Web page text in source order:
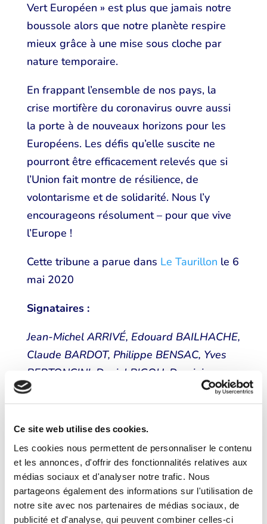
Ce site web utilise des cookies.
Les cookies nous permettent de personnaliser le contenu
et les annonces, d'offrir des fonctionnalités relatives aux
médias sociaux et d'analyser notre trafic. Nous
partageons également des informations sur l'utilisation de
notre site avec nos partenaires de médias sociaux, de
publicité et d'analyse, qui peuvent combiner celles-ci
Vert Européen » est plus que jamais notre
boussole alors que notre planète respire
mieux grâce à une mise sous cloche par
nature temporaire.
En frappant l’ensemble de nos pays, la
crise mortifère du coronavirus ouvre aussi
la porte à de nouveaux horizons pour les
Européens. Les défis qu’elle suscite ne
pourront être efficacement relevés que si
l’Union fait montre de résilience, de
volontarisme et de solidarité. Nous l’y
encourageons résolument – pour que vive
l’Europe !
Cette tribune a parue dans Le Taurillon le 6
mai 2020
Signataires :
Jean-Michel ARRIVÉ, Edouard BAILHACHE,
Claude BARDOT, Philippe BENSAC, Yves
BERTONCINI, Daniel BIGOU, Dominique
BLANC, Aymeric BOURDIN, Gilles
BOUTEVILLAIN, Martine BURON, Jean-
Pierre CARLIN, Yves CLEMENT, Christophe
CHAILLOU, Julien CHENUT, Yves COLLIN,
Eric DELOIRE, Marguerite DEPREZ-
AUDEBERT, Claude DU GRANRUT, Sonia
DUBOURG-LAVROFF, Cédric DUCHENE
LACROIX, Schams EL GHONEIMI, Christian